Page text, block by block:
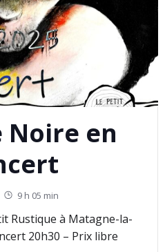
en
9 h 05 min
Rustique à Matagne-la-
20h30 – Prix libre